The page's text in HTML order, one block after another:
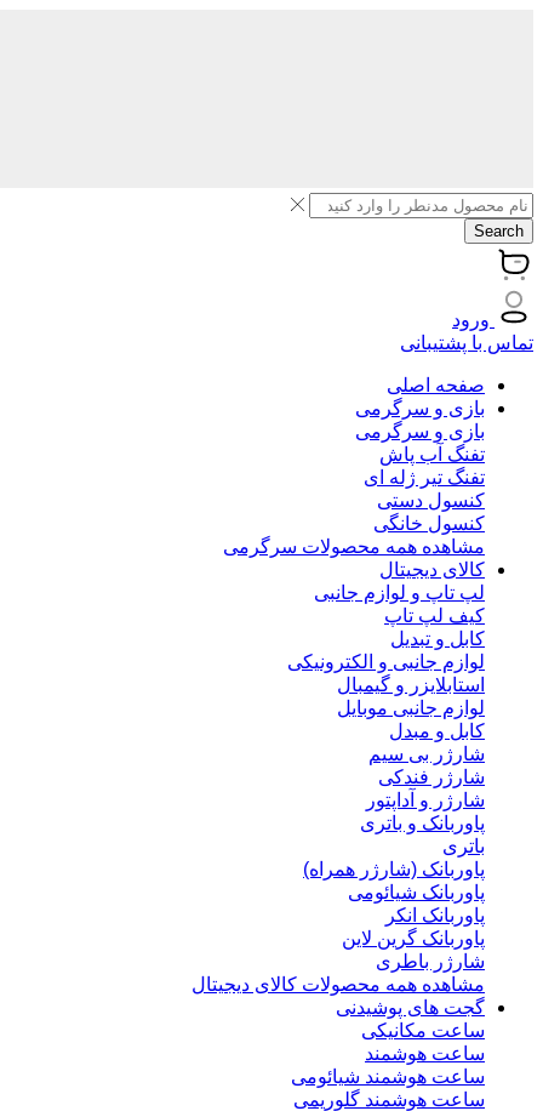
Search
ورود
تماس با پشتیبانی
صفحه اصلی
بازی و سرگرمی
بازی و سرگرمی
تفنگ آب پاش
تفنگ تیر ژله ای
کنسول دستی
کنسول خانگی
مشاهده همه محصولات سرگرمی
کالای دیجیتال
لپ تاپ و لوازم جانبی
کیف لپ تاپ
کابل و تبدیل
لوازم جانبی و الکترونیکی
استابلایزر و گیمبال
لوازم جانبی موبایل
کابل و مبدل
شارژر بی سیم
شارژر فندکی
شارژر و آداپتور
پاوربانک و باتری
باتری
پاوربانک (شارژر همراه)
پاوربانک شیائومی
پاوربانک انکر
پاوربانک گرین لاین
شارژر باطری
مشاهده همه محصولات کالای دیجیتال
گجت های پوشیدنی
ساعت مکانیکی
ساعت هوشمند
ساعت هوشمند شیائومی
ساعت هوشمند گلوریمی